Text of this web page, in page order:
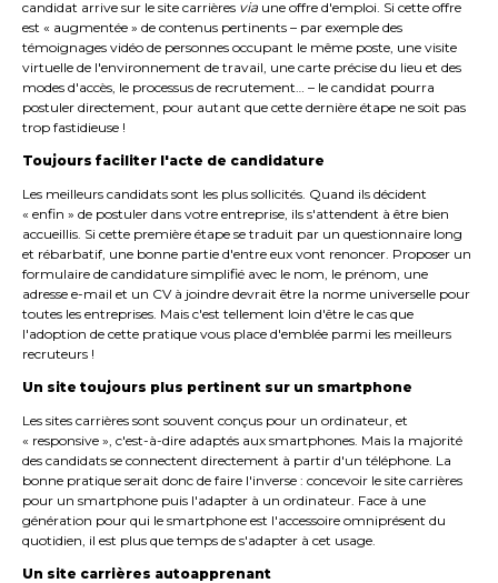
candidat arrive sur le site carrières via une offre d'emploi. Si cette offre
est « augmentée » de contenus pertinents – par exemple des
témoignages vidéo de personnes occupant le même poste, une visite
virtuelle de l'environnement de travail, une carte précise du lieu et des
modes d'accès, le processus de recrutement… – le candidat pourra
postuler directement, pour autant que cette dernière étape ne soit pas
trop fastidieuse !
Toujours faciliter l'acte de candidature
Les meilleurs candidats sont les plus sollicités. Quand ils décident
« enfin » de postuler dans votre entreprise, ils s'attendent à être bien
accueillis. Si cette première étape se traduit par un questionnaire long
et rébarbatif, une bonne partie d'entre eux vont renoncer. Proposer un
formulaire de candidature simplifié avec le nom, le prénom, une
adresse e-mail et un CV à joindre devrait être la norme universelle pour
toutes les entreprises. Mais c'est tellement loin d'être le cas que
l'adoption de cette pratique vous place d'emblée parmi les meilleurs
recruteurs !
Un site toujours plus pertinent sur un smartphone
Les sites carrières sont souvent conçus pour un ordinateur, et
« responsive », c'est-à-dire adaptés aux smartphones. Mais la majorité
des candidats se connectent directement à partir d'un téléphone. La
bonne pratique serait donc de faire l'inverse : concevoir le site carrières
pour un smartphone puis l'adapter à un ordinateur. Face à une
génération pour qui le smartphone est l'accessoire omniprésent du
quotidien, il est plus que temps de s'adapter à cet usage.
Un site carrières autoapprenant